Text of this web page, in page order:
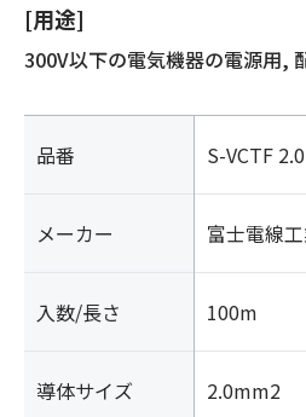
[用途]
300V以下の電気機器の電源用,
品番 S-VCTF
メーカー 富士電線
入数/長さ 100m
導体サイズ 2.0mm2